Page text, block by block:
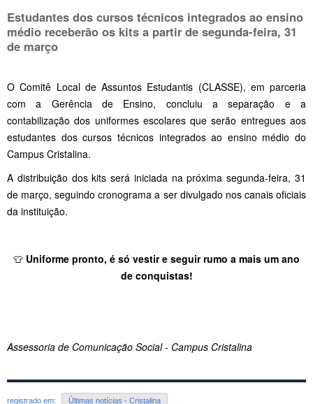
Estudantes dos cursos técnicos integrados ao ensino
médio receberão os kits a partir de segunda-feira, 31
de março
O Comitê Local de Assuntos Estudantis (CLASSE), em parceria
com a Gerência de Ensino, concluiu a separação e a
contabilização dos uniformes escolares que serão entregues aos
estudantes dos cursos técnicos integrados ao ensino médio do
Campus Cristalina.
A distribuição dos kits será iniciada na próxima segunda-feira, 31
de março, seguindo cronograma a ser divulgado nos canais oficiais
da instituição.
👕 Uniforme pronto, é só vestir e seguir rumo a mais um ano
de conquistas!
Assessoria de Comunicação Social - Campus Cristalina
registrado em: Últimas notícias - Cristalina